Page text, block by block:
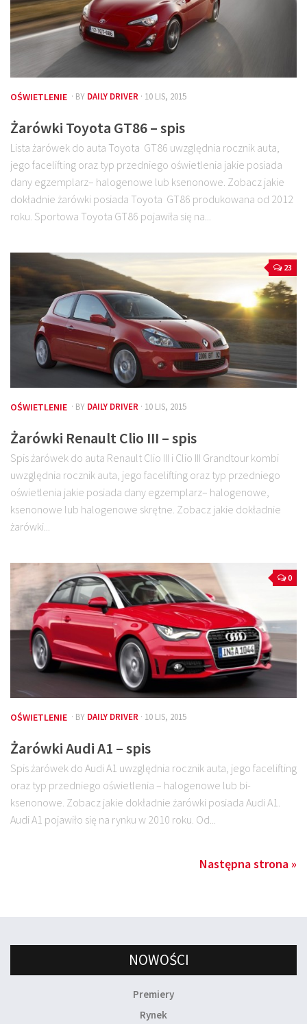
OŚWIETLENIE · BY DAILY DRIVER · 10 LIS, 2015
Żarówki Toyota GT86 – spis
Lista żarówek do auta Toyota GT86 uwzględnia rocznik auta,
jego facelifting oraz typ przedniego oświetlenia jakie posiada
dany egzemplarz– halogenowe lub ksenonowe. Zobacz jakie
dokładnie żarówki posiada Toyota GT86 produkowana od 2012
roku. Sportowa Toyota GT86 pojawiła się na...
23
OŚWIETLENIE · BY DAILY DRIVER · 10 LIS, 2015
Żarówki Renault Clio III – spis
Spis żarówek do auta Renault Clio III i Clio III Grandtour kombi
uwzględnia rocznik auta, jego facelifting oraz typ przedniego
oświetlenia jakie posiada dany egzemplarz– halogenowe,
ksenonowe lub halogenowe skrętne. Zobacz jakie dokładnie
żarówki...
0
OŚWIETLENIE · BY DAILY DRIVER · 10 LIS, 2015
Żarówki Audi A1 – spis
Spis żarówek do Audi A1 uwzględnia rocznik auta, jego facelifting
oraz typ przedniego oświetlenia – halogenowe lub bi-
ksenonowe. Zobacz jakie dokładnie żarówki posiada Audi A1.
Audi A1 pojawiło się na rynku w 2010 roku. Od...
Następna strona »
NOWOŚCI
Premiery
Rynek